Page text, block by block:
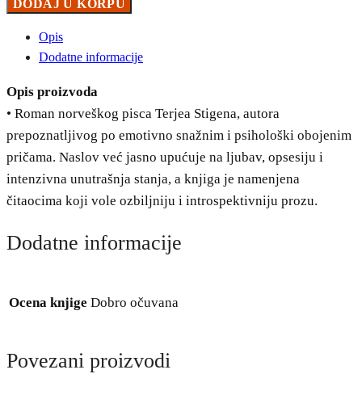
DODAJ U KORPU
Opis
Dodatne informacije
Opis proizvoda
• Roman norveškog pisca Terjea Stigena, autora
prepoznatljivog po emotivno snažnim i psihološki obojenim
pričama. Naslov već jasno upućuje na ljubav, opsesiju i
intenzivna unutrašnja stanja, a knjiga je namenjena
čitaocima koji vole ozbiljniju i introspektivniju prozu.
Dodatne informacije
Ocena knjige Dobro očuvana
Povezani proizvodi